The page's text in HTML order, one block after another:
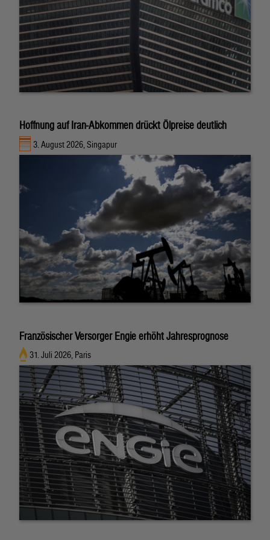
Hoffnung auf Iran-Abkommen drückt Ölpreise deutlich
3. August 2026, Singapur
Französischer Versorger Engie erhöht Jahresprognose
31. Juli 2026, Paris